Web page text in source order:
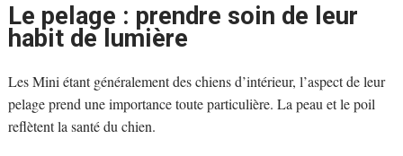
Le pelage : prendre soin de leur
habit de lumière
Les Mini étant généralement des chiens d’intérieur, l’aspect de leur
pelage prend une importance toute particulière. La peau et le poil
reflètent la santé du chien.